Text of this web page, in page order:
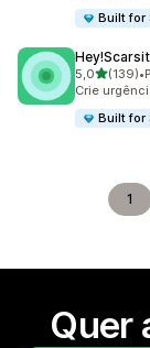
Built for
5,0de 5(139)
139 •
Crie
Built for
1
Quer